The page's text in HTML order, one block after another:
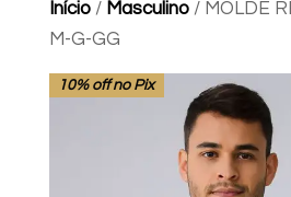
Início/ Masculino/ MOLDE
M-G-GG
10% off no Pix